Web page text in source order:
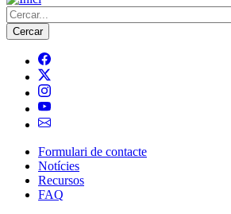
Cerca
Navegació
principal
Formulari de contacte
Notícies
Recursos
FAQ